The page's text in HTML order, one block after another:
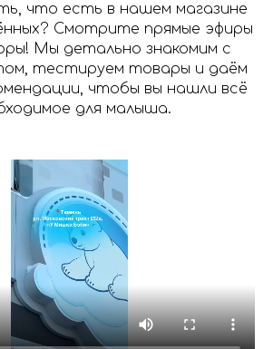
что есть в нашем магазине
Смотрите прямые эфиры
Мы детально знакомим с
тестируем товары и даём
чтобы вы нашли всё
для малыша.